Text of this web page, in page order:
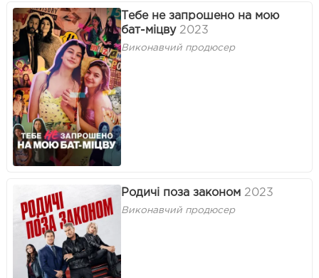
Тебе не запрошено на мою
бат-міцву 2023
Виконавчий продюсер
Родичі поза законом 2023
Виконавчий продюсер